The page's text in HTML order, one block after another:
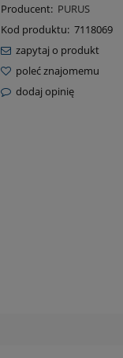
Producent: PURUS
Kod produktu: 7118069
zapytaj o produkt
poleć znajomemu
dodaj opinię